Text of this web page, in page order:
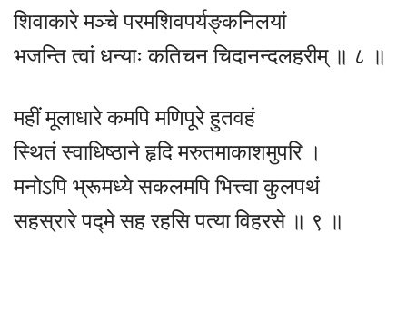
शिवाकारे मञ्चे परमशिवपर्यङ्कनिलयां
भजन्ति त्वां धन्याः कतिचन चिदानन्दलहरीम् ॥ ८ ॥
महीं मूलाधारे कमपि मणिपूरे हुतवहं
स्थितं स्वाधिष्ठाने हृदि मरुतमाकाशमुपरि ।
मनोऽपि भ्रूमध्ये सकलमपि भित्त्वा कुलपथं
सहस्रारे पद्मे सह रहसि पत्या विहरसे ॥ ९ ॥